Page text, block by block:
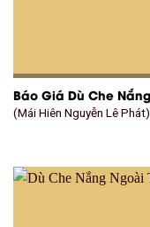
Báo Giá Dù Che
(Mái Hiên Nguyễn Lê